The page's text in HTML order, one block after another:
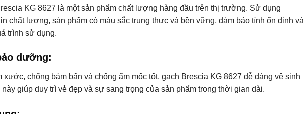
KG 8627 là một sản phẩm chất lượng hàng đầu trên thị trường. Sử dụng
chất lượng, sản phẩm có màu sắc trung thực và bền vững, đảm bảo tính ổn định và
trình sử dụng.
dưỡng:
xước, chống bám bẩn và chống ẩm mốc tốt, gạch Brescia KG 8627 dễ dàng vệ sinh
giúp duy trì vẻ đẹp và sự sang trọng của sản phẩm trong thời gian dài.